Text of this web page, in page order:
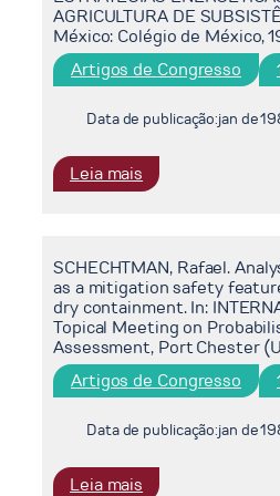
STUDI
ENERGIA
(CESEN),
1982.
for
evaluation
of
research
and
investment
projects
for
renewable
sources
of
energy.
Barbados:
CEPAL;
PNUD,
1981.
apresentado
AGRICULTURA DE
México: Colégio de México,
Artigos de Congresso
Data de publicação:jan de
Leia mais
OLIVEIRA,
Luiz
Pinguelli.
Os
Choques
do
petróleo
a
agricultura
de
SCHECHTMAN, Rafael.
as a mitigation safety
dry containment. In:
Topical Meeting on
Assessment, Port Chester
Artigos de Congresso
Data de publicação:jan de
Leia mais